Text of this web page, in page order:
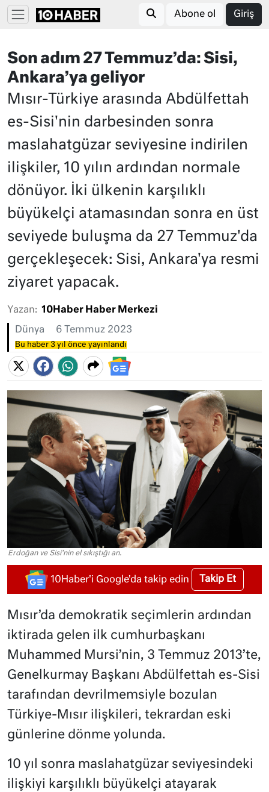
Abone ol Giriş
Son adım 27 Temmuz’da: Sisi,
Ankara’ya geliyor
Mısır-Türkiye arasında Abdülfettah
es-Sisi'nin darbesinden sonra
maslahatgüzar seviyesine indirilen
ilişkiler, 10 yılın ardından normale
dönüyor. İki ülkenin karşılıklı
büyükelçi atamasından sonra en üst
seviyede buluşma da 27 Temmuz'da
gerçekleşecek: Sisi, Ankara'ya resmi
ziyaret yapacak.
Yazan: 10Haber Haber Merkezi
Dünya 6 Temmuz 2023
Bu haber 3 yıl önce yayınlandı
Erdoğan ve Sisi'nin el sıkıştığı an.
10Haber'i Google'da takip edin Takip Et
Mısır’da demokratik seçimlerin ardından
iktirada gelen ilk cumhurbaşkanı
Muhammed Mursi’nin, 3 Temmuz 2013’te,
Genelkurmay Başkanı Abdülfettah es-Sisi
tarafından devrilmemsiyle bozulan
Türkiye-Mısır ilişkileri, tekrardan eski
günlerine dönme yolunda.
10 yıl sonra maslahatgüzar seviyesindeki
ilişkiyi karşılıklı büyükelçi atayarak